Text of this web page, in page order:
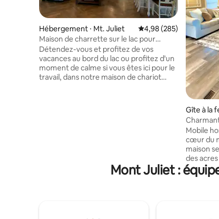
Hébergement ⋅ Mt. Juliet Évaluation moyenne
4,98 (285)
Maison de charrette sur le lac pour
8 personnes
Détendez-vous et profitez de vos
vacances au bord du lac ou profitez d'un
moment de calme si vous êtes ici pour le
travail, dans notre maison de chariot
accès à la salle de sport ! Cuisine
Gîte à la
Mobile
cœur du
maison
des
beauté.
Mont Juliet :